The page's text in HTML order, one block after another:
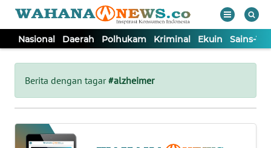
Nasional Daerah Polhukam Kriminal Ekuin Sains-
Berita dengan tagar#alzheimer
Tutup
NASIONAL
DAERAH